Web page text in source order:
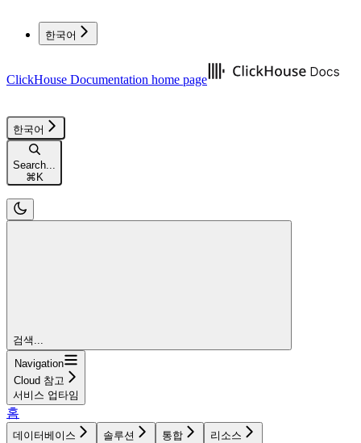
한국어
ClickHouse Documentation home page
한국어
Search...
⌘ K
검색...
Navigation
Cloud 참고
서비스 업타임
홈
데이터베이스 솔루션 통합 리소스